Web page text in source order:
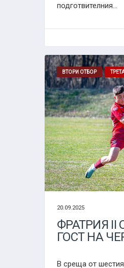
подготвителния...
ВТОРИ ОТБОР
20.09.2025
ФРАТРИЯ II
ГОСТ НА
В среща от